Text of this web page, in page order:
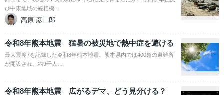
び中東地域の統括機…
高原 彦二郎
令和8年熊本地震 猛暑の被災地で熱中症を避ける
最大震度7を記録した令和8年熊本地震。熊本県内では400超の避難所
が開設され、約9千人…
令和8年熊本地震 広がるデマ、どう見分ける？